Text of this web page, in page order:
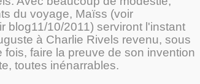
du voyage, Maïss (voir
blog11/10/2011) serviront l'instant
à Charlie Rivels revenu, sous
faire la preuve de son invention
toutes inénarrables.